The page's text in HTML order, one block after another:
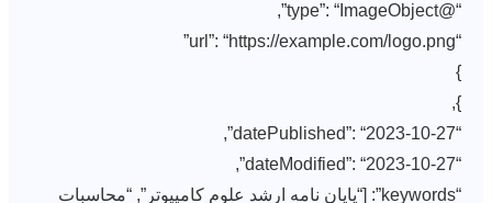
“@type”: “ImageObject”,
“url”: “https://example.com/logo.png”
}
},
“datePublished”: “2023-10-27”,
“dateModified”: “2023-10-27”,
“keywords”: [“پایان نامه ارشد علوم کامپیوتر”, “محاسبات